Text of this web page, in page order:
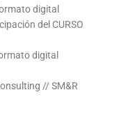
digital
del CURSO
digital
// SM&R